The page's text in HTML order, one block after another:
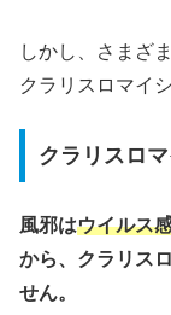
しかし、さまざ
クラリスロマイ
クラリスロ
風邪はウイルス
から、クラリス
せん。